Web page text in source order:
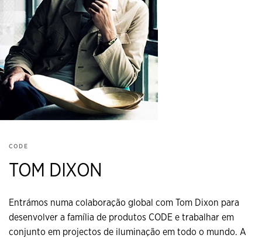
CODE
TOM DIXON
Entrámos numa colaboração global com Tom Dixon para
desenvolver a família de produtos CODE e trabalhar em
conjunto em projectos de iluminação em todo o mundo. A